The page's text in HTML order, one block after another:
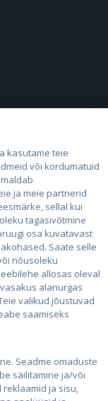
kasutame teie
või kordumatuid
ja meie partnerid
sellal kui
tagasivõtmine
osa kuvatavast
Saate selle
nõusoleku
allosas oleval
alanurgas
valikud jõustuvad
saamiseks
Seadme omaduste
säilitamine ja/või
ja sisu,